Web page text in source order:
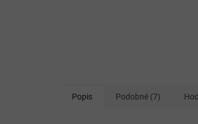
Popis Podobné (7)